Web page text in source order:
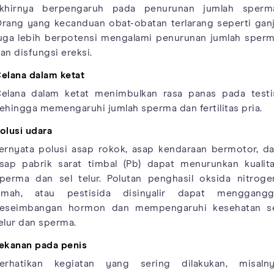
berpengaruh pada penurunan jumlah
yang kecanduan obat-obatan terlarang seperti
lebih berpotensi mengalami penurunan jumlah
disfungsi ereksi.
dalam ketat
dalam ketat menimbulkan rasa panas pada
memengaruhi jumlah sperma dan fertilitas pria.
udara
polusi asap rokok, asap kendaraan bermotor,
pabrik sarat timbal (Pb) dapat menurunkan
dan sel telur. Polutan penghasil oksida
atau pestisida disinyalir dapat
hormon dan mempengaruhi kesehatan
dan sperma.
pada penis
kegiatan yang sering dilakukan,